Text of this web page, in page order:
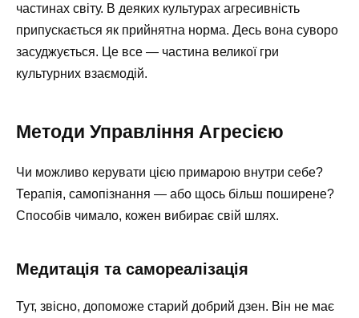
частинах світу. В деяких культурах агресивність
припускається як прийнятна норма. Десь вона суворо
засуджується. Це все — частина великої гри
культурних взаємодій.
Методи Управління Агресією
Чи можливо керувати цією примарою внутри себе?
Терапія, самопізнання — або щось більш поширене?
Способів чимало, кожен вибирає свій шлях.
Медитація та самореалізація
Тут, звісно, допоможе старий добрий дзен. Він не має